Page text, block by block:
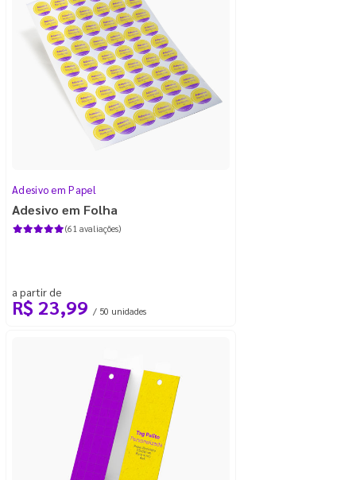
Adesivo em Papel
Adesivo em Folha
(61 avaliações)
a partir de
R$ 23,99 / 50 unidades